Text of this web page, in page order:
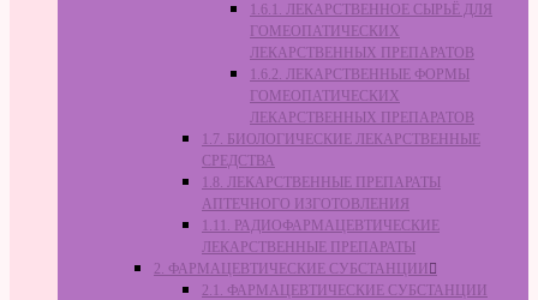
1.6.1. ЛЕКАРСТВЕННОЕ СЫРЬЁ ДЛЯ
ГОМЕОПАТИЧЕСКИХ
ЛЕКАРСТВЕННЫХ ПРЕПАРАТОВ
1.6.2. ЛЕКАРСТВЕННЫЕ ФОРМЫ
ГОМЕОПАТИЧЕСКИХ
ЛЕКАРСТВЕННЫХ ПРЕПАРАТОВ
1.7. БИОЛОГИЧЕСКИЕ ЛЕКАРСТВЕННЫЕ
СРЕДСТВА
1.8. ЛЕКАРСТВЕННЫЕ ПРЕПАРАТЫ
АПТЕЧНОГО ИЗГОТОВЛЕНИЯ
1.11. РАДИОФАРМАЦЕВТИЧЕСКИЕ
ЛЕКАРСТВЕННЫЕ ПРЕПАРАТЫ
2. ФАРМАЦЕВТИЧЕСКИЕ СУБСТАНЦИИ
2.1. ФАРМАЦЕВТИЧЕСКИЕ СУБСТАНЦИИ